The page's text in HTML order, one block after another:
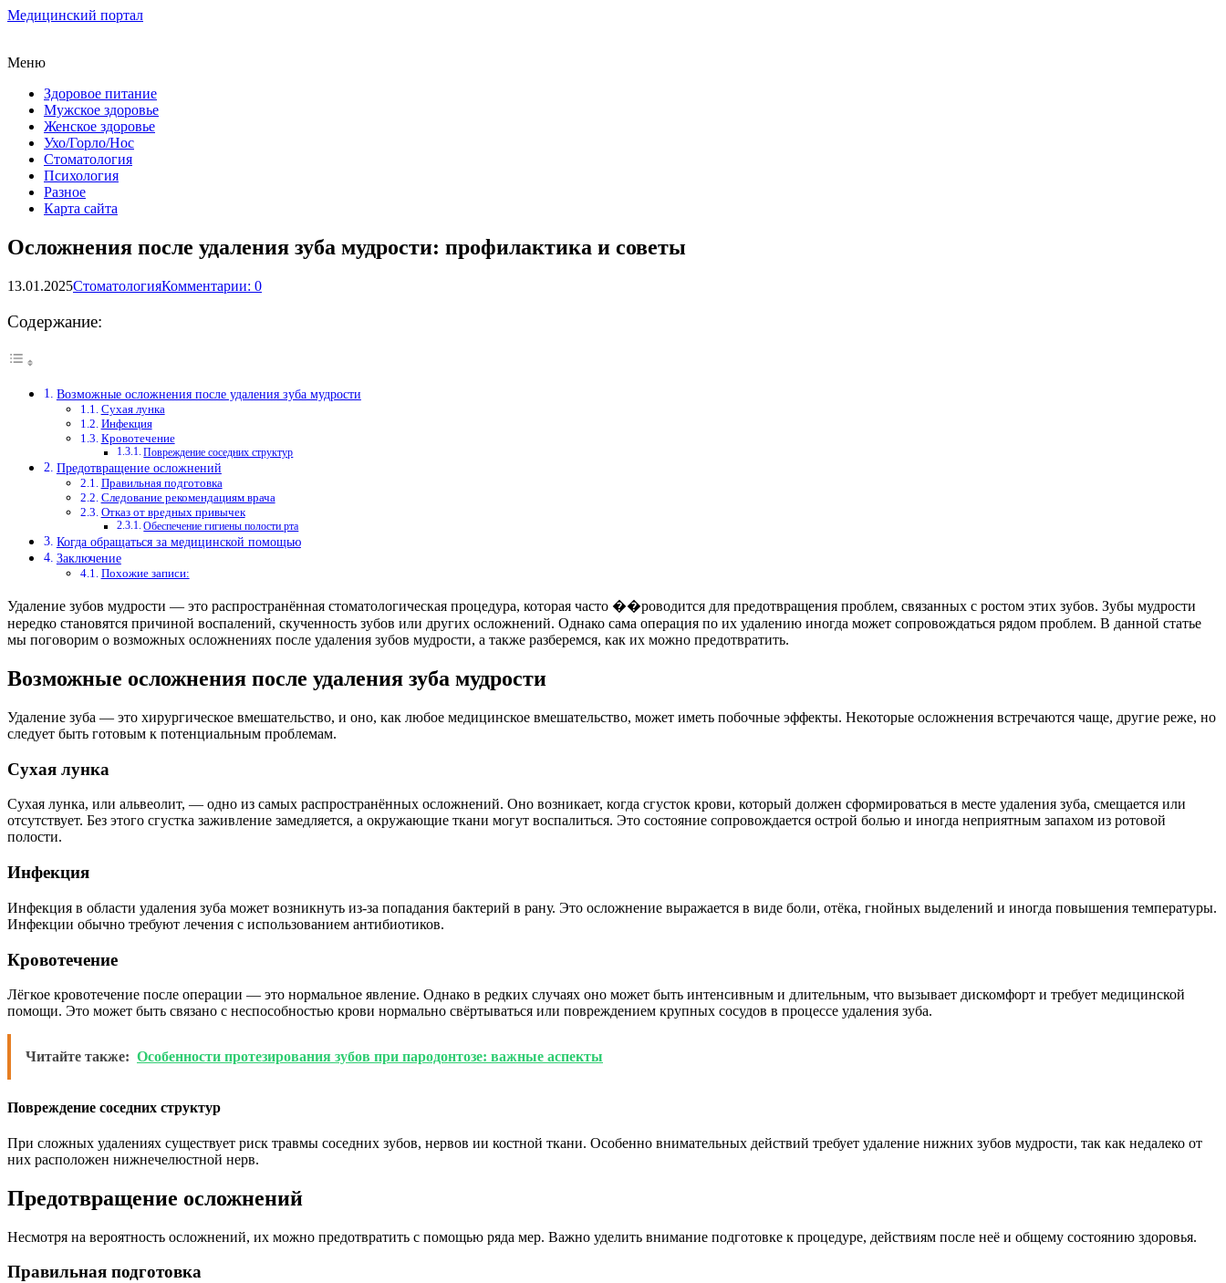
Медицинский портал
Меню
Здоровое питание
Мужское здоровье
Женское здоровье
Ухо/Горло/Нос
Стоматология
Психология
Разное
Карта сайта
Осложнения после удаления зуба мудрости: профилактика и советы
13.01.2025СтоматологияКомментарии: 0
Содержание:
Возможные осложнения после удаления зуба мудрости
Сухая лунка
Инфекция
Кровотечение
Повреждение соседних структур
Предотвращение осложнений
Правильная подготовка
Следование рекомендациям врача
Отказ от вредных привычек
Обеспечение гигиены полости рта
Когда обращаться за медицинской помощью
Заключение
Похожие записи:
Удаление зубов мудрости — это распространённая стоматологическая процедура, которая часто ��роводится для предотвращения проблем, связанных с ростом этих зубов. Зубы мудрости
нередко становятся причиной воспалений, скученность зубов или других осложнений. Однако сама операция по их удалению иногда может сопровождаться рядом проблем. В данной статье
мы поговорим о возможных осложнениях после удаления зубов мудрости, а также разберемся, как их можно предотвратить.
Возможные осложнения после удаления зуба мудрости
Удаление зуба — это хирургическое вмешательство, и оно, как любое медицинское вмешательство, может иметь побочные эффекты. Некоторые осложнения встречаются чаще, другие реже, но
следует быть готовым к потенциальным проблемам.
Сухая лунка
Сухая лунка, или альвеолит, — одно из самых распространённых осложнений. Оно возникает, когда сгусток крови, который должен сформироваться в месте удаления зуба, смещается или
отсутствует. Без этого сгустка заживление замедляется, а окружающие ткани могут воспалиться. Это состояние сопровождается острой болью и иногда неприятным запахом из ротовой
полости.
Инфекция
Инфекция в области удаления зуба может возникнуть из-за попадания бактерий в рану. Это осложнение выражается в виде боли, отёка, гнойных выделений и иногда повышения температуры.
Инфекции обычно требуют лечения с использованием антибиотиков.
Кровотечение
Лёгкое кровотечение после операции — это нормальное явление. Однако в редких случаях оно может быть интенсивным и длительным, что вызывает дискомфорт и требует медицинской
помощи. Это может быть связано с неспособностью крови нормально свёртываться или повреждением крупных сосудов в процессе удаления зуба.
Читайте также: Особенности протезирования зубов при пародонтозе: важные аспекты
Повреждение соседних структур
При сложных удалениях существует риск травмы соседних зубов, нервов ии костной ткани. Особенно внимательных действий требует удаление нижних зубов мудрости, так как недалеко от
них расположен нижнечелюстной нерв.
Предотвращение осложнений
Несмотря на вероятность осложнений, их можно предотвратить с помощью ряда мер. Важно уделить внимание подготовке к процедуре, действиям после неё и общему состоянию здоровья.
Правильная подготовка